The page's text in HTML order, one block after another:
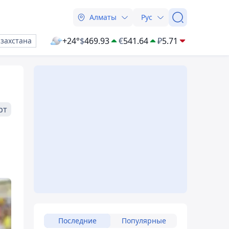
Алматы Рус
+24°$469.93 €541.64 ₽5.71
Последние Популярные